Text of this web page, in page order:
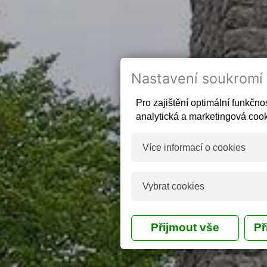
Nastavení soukromí
Pro zajištění optimální
analytická a marketingová
Více informací o cookies
Co jsou cookies
prohlížeči a vznikají na
javascriptem nebo ruční
běžné nainstalované
Vybrat cookies
Ano Technická